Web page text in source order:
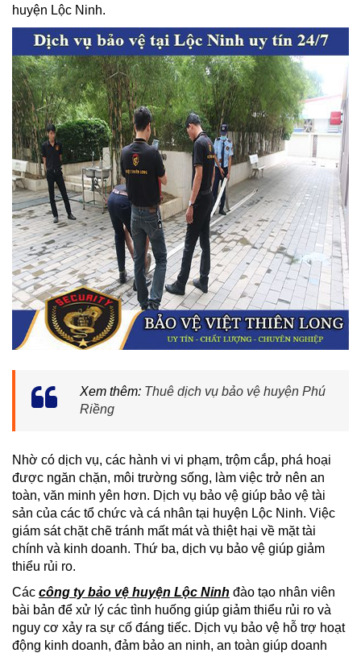
huyện Lộc Ninh.
Xem thêm: Thuê dịch vụ bảo vệ huyện Phú
Riềng
Nhờ có dịch vụ, các hành vi vi phạm, trộm cắp, phá hoại
được ngăn chặn, môi trường sống, làm việc trở nên an
toàn, văn minh yên hơn. Dịch vụ bảo vệ giúp bảo vệ tài
sản của các tổ chức và cá nhân tại huyện Lộc Ninh. Việc
giám sát chặt chẽ tránh mất mát và thiệt hại về mặt tài
chính và kinh doanh. Thứ ba, dịch vụ bảo vệ giúp giảm
thiểu rủi ro.
Các công ty bảo vệ huyện Lộc Ninh đào tạo nhân viên
bài bản để xử lý các tình huống giúp giảm thiểu rủi ro và
nguy cơ xảy ra sự cố đáng tiếc. Dịch vụ bảo vệ hỗ trợ hoạt
động kinh doanh, đảm bảo an ninh, an toàn giúp doanh